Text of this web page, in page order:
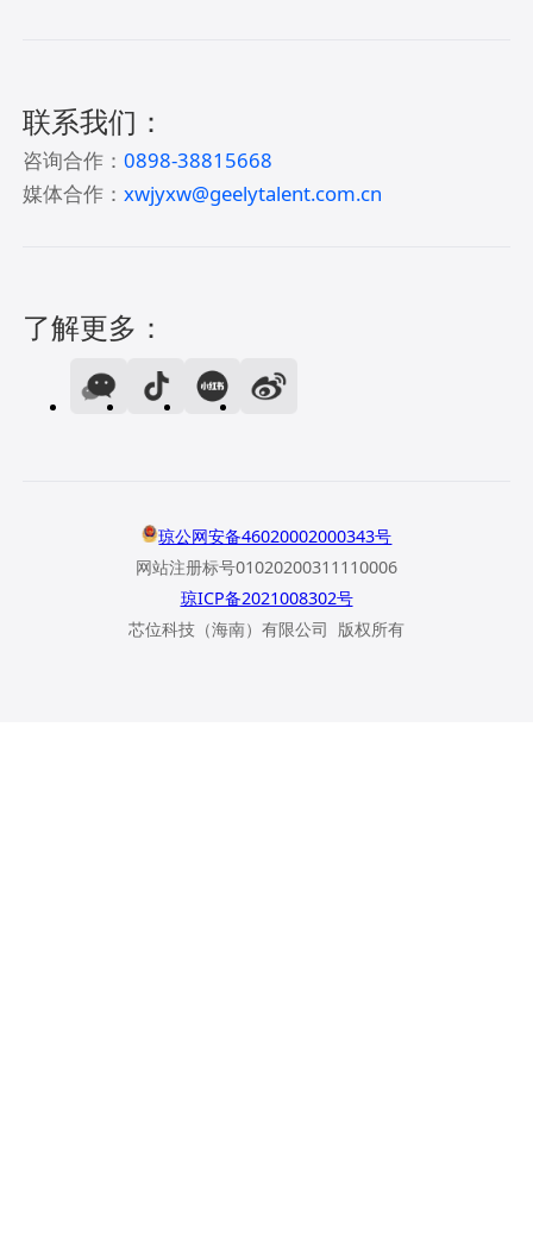
联系我们：
咨询合作：0898-38815668
媒体合作：xwjyxw@geelytalent.com.cn
了解更多：
琼公网安备46020002000343号
网站注册标号01020200311110006
琼ICP备2021008302号
芯位科技（海南）有限公司 版权所有